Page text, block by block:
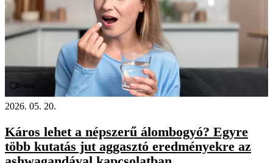
Videó
2026. 05. 20.
Káros lehet a népszerű álombogyó? Egyre
több kutatás jut aggasztó eredményekre az